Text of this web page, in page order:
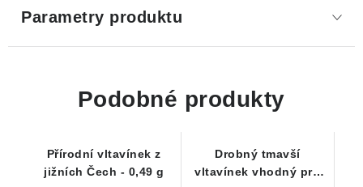
Parametry produktu
Podobné produkty
Přírodní vltavínek z
jižních Čech - 0,49 g
Drobný tmavší
vltavínek vhodný pro